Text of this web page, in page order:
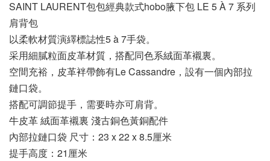
SAINT LAURENT包包經典款式hobo腋下包 LE 5 À 7 系列
肩背包
以柔軟材質演繹標誌性5 à 7手袋。
采用細膩粒面皮革材質，搭配同色系絨面革襯裏。
空間充裕，皮革袢帶飾有Le Cassandre，設有一個內部拉
鏈口袋。
搭配可調節提手，需要時亦可肩背。
牛皮革 絨面革襯裏 淺古銅色黃銅配件
內部拉鏈口袋 尺寸：23 x 22 x 8.5厘米
提手高度：21厘米